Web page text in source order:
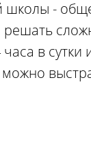
-
решать
в